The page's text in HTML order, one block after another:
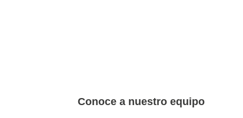
Conoce a nuestro equipo